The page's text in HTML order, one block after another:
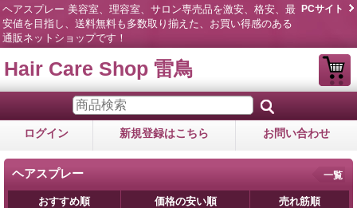
ヘアスプレー 美容室、理容室、サロン専売品を激安、格安、最
安値を目指し、送料無料も多数取り揃えた、お買い得感のある
通販ネットショップです！
PCサイト
Hair Care Shop 雷鳥
ログイン 新規登録はこちら お問い合わせ
ヘアスプレー 一覧
おすすめ順 価格の安い順 売れ筋順